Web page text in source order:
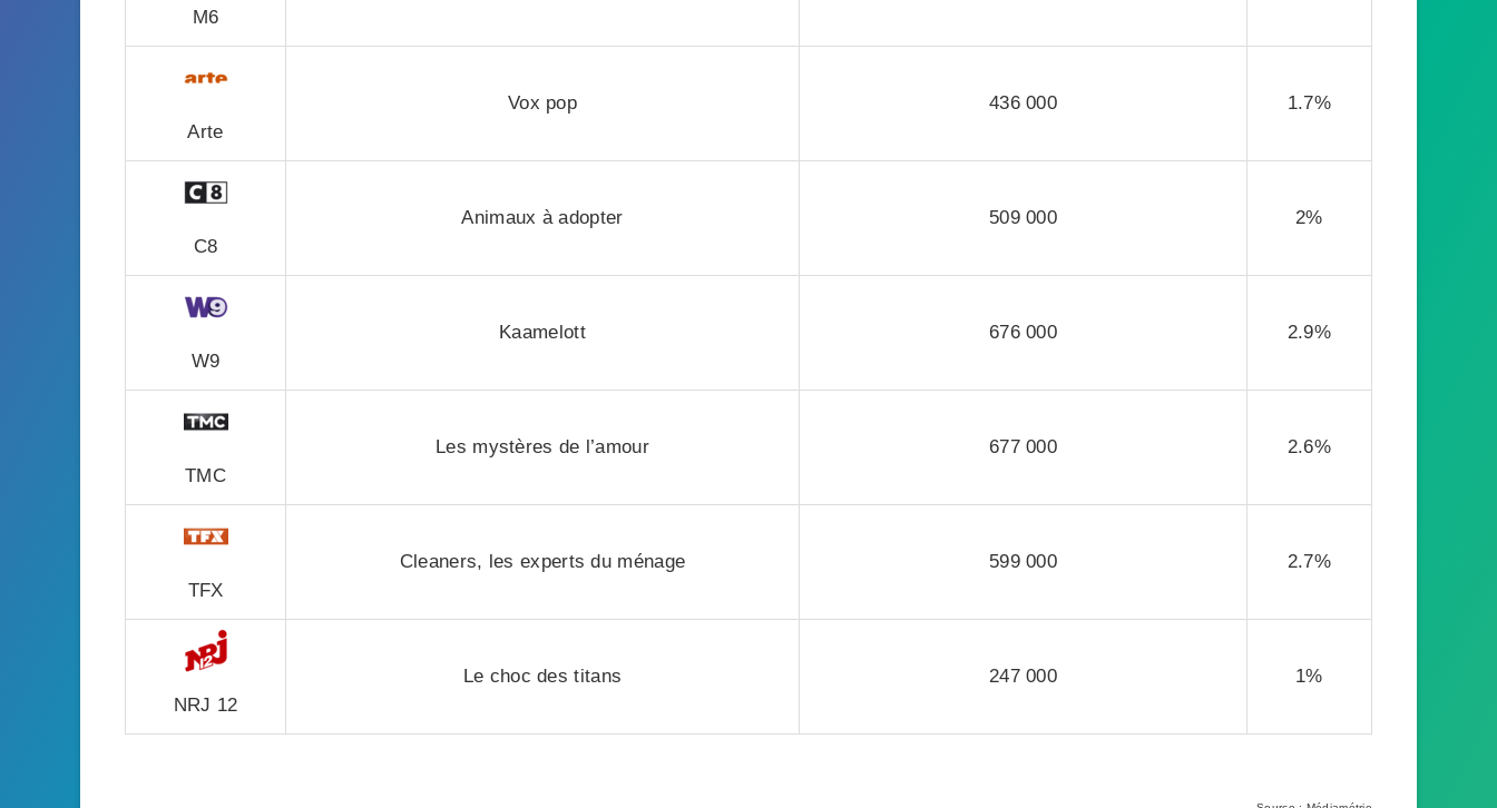
M6
Arte
Vox pop 436 000 1.7%
C8
Animaux à adopter 509 000 2%
W9
Kaamelott 676 000 2.9%
TMC
Les mystères de l’amour 677 000 2.6%
TFX
Cleaners, les experts du ménage 599 000 2.7%
NRJ 12
Le choc des titans 247 000 1%